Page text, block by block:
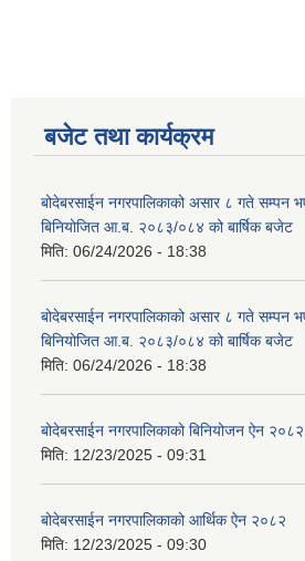
बजेट तथा कार्यक्रम
बोदेबरसाईन नगरपालिकाको असार ८ गते सम्पन
बिनियोजित आ.ब. २०८३/०८४ को बार्षिक बजेट
मिति: 06/24/2026 - 18:38
बोदेबरसाईन नगरपालिकाको असार ८ गते सम्पन
बिनियोजित आ.ब. २०८३/०८४ को बार्षिक बजेट
मिति: 06/24/2026 - 18:38
बोदेबरसाईन नगरपालिकाको बिनियोजन ऐन २०८२
मिति: 12/23/2025 - 09:31
बोदेबरसाईन नगरपालिकाको आर्थिक ऐन २०८२
मिति: 12/23/2025 - 09:30